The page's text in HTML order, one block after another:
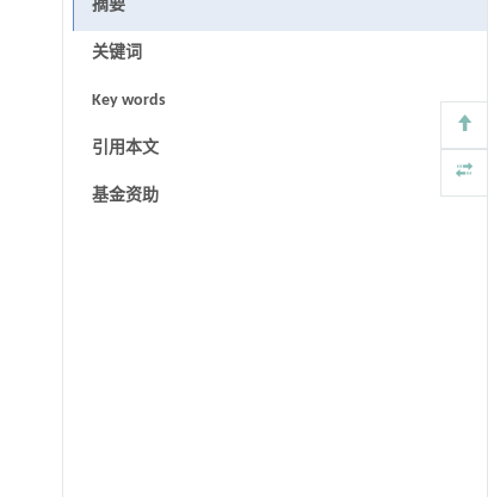
摘要
关键词
Key words
引用本文
基金资助